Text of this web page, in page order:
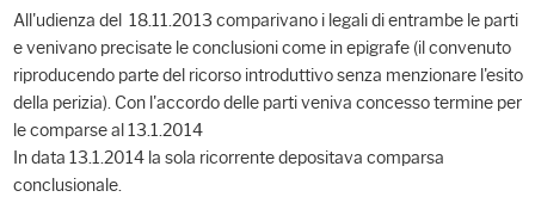
All'udienza del 18.11.2013 comparivano i legali di entrambe le parti
e venivano precisate le conclusioni come in epigrafe (il convenuto
riproducendo parte del ricorso introduttivo senza menzionare l'esito
della perizia). Con l'accordo delle parti veniva concesso termine per
le comparse al 13.1.2014
In data 13.1.2014 la sola ricorrente depositava comparsa
conclusionale.